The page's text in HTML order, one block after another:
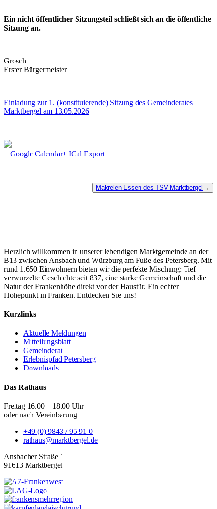
Ein nicht öffentlicher Sitzungsteil schließt sich an die öffentliche
Sitzung an.
Grosch
Erster Bürgermeister
Einladung zur 1. (konstituierende) Sitzung des Gemeinderates
Marktbergel am 13.05.2026
+ Google Calendar+ ICal Export
Makrelen Essen des TSV Marktbergel →
Herzlich willkommen in unserer lebendigen Marktgemeinde an der
B13 zwischen Ansbach und Würzburg am Fuße des Petersberg. Mit
rund 1.650 Einwohnern bieten wir die perfekte Mischung: Tief
verwurzelte Geschichte seit 837, eine starke Gemeinschaft und die
Natur der Frankenhöhe direkt vor der Haustür. Ein echter
Höhepunkt in Franken. Entdecken Sie uns!
Kurzlinks
Aktuelle Meldungen
Mitteilungsblatt
Gemeinderat
Erlebnispfad Petersberg
Downloads
Das Rathaus
Freitag 16.00 – 18.00 Uhr
oder nach Vereinbarung
+49 (0) 9843 / 95 91 0
rathaus@marktbergel.de
Ansbacher Straße 1
91613 Marktbergel